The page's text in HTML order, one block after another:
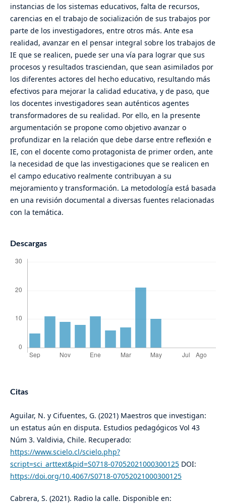
instancias de los sistemas educativos, falta de recursos,
carencias en el trabajo de socialización de sus trabajos por
parte de los investigadores, entre otros más. Ante esa
realidad, avanzar en el pensar integral sobre los trabajos de
IE que se realicen, puede ser una vía para lograr que sus
procesos y resultados trasciendan, que sean asimilados por
los diferentes actores del hecho educativo, resultando más
efectivos para mejorar la calidad educativa, y de paso, que
los docentes investigadores sean auténticos agentes
transformadores de su realidad. Por ello, en la presente
argumentación se propone como objetivo avanzar o
profundizar en la relación que debe darse entre reflexión e
IE, con el docente como protagonista de primer orden, ante
la necesidad de que las investigaciones que se realicen en
el campo educativo realmente contribuyan a su
mejoramiento y transformación. La metodología está basada
en una revisión documental a diversas fuentes relacionadas
con la temática.
Descargas
Citas
Aguilar, N. y Cifuentes, G. (2021) Maestros que investigan:
un estatus aún en disputa. Estudios pedagógicos Vol 43
Núm 3. Valdivia, Chile. Recuperado:
https://www.scielo.cl/scielo.php?
script=sci_arttext&pid=S0718-07052021000300125DOI:
https://doi.org/10.4067/S0718-07052021000300125
Cabrera, S. (2021). Radio la calle. Disponible en: